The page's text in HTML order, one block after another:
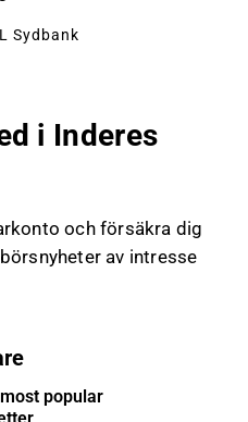
Sydbank
i Inderes
och försäkra dig
av intresse
popular